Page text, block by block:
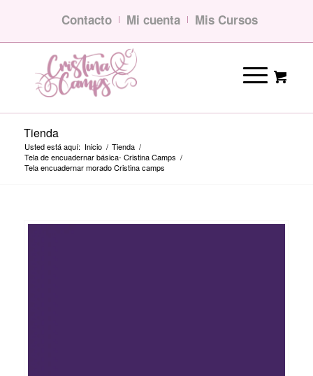
Contacto Mi cuenta Mis Cursos
Tienda
Usted está aquí: Inicio / Tienda /
Tela de encuadernar básica- Cristina Camps /
Tela encuadernar morado Cristina camps